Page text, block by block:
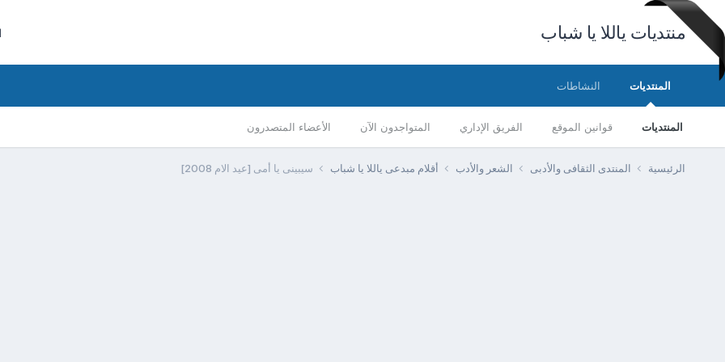
منتديات ياللا يا شباب
المنتديات
المنتديات قوانين الموقع الفريق الإداري المتواجدون الآن الأعضاء المتصدرون
النشاطات
الرئيسية المنتدى الثقافى والأدبى الشعر والأدب أقلام مبدعى ياللا يا شباب سيبينى يا أمى [عيد الام 2008]